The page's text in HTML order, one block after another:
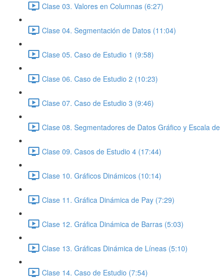
Clase 03. Valores en Columnas (6:27)
Clase 04. Segmentación de Datos (11:04)
Clase 05. Caso de Estudio 1 (9:58)
Clase 06. Caso de Estudio 2 (10:23)
Clase 07. Caso de Estudio 3 (9:46)
Clase 08. Segmentadores de Datos Gráfico y Escala
Clase 09. Casos de Estudio 4 (17:44)
Clase 10. Gráficos Dinámicos (10:14)
Clase 11. Gráfica Dinámica de Pay (7:29)
Clase 12. Gráfica Dinámica de Barras (5:03)
Clase 13. Gráficas Dinámica de Líneas (5:10)
Clase 14. Caso de Estudio (7:54)